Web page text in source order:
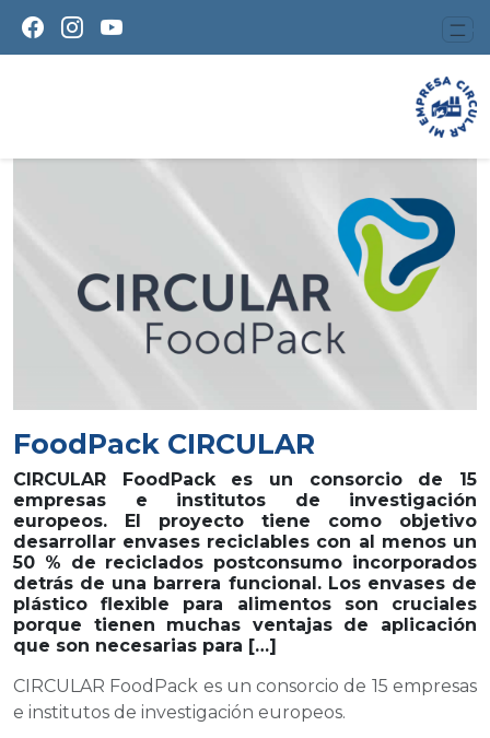
FoodPack CIRCULAR
CIRCULAR FoodPack es un consorcio de 15
empresas e institutos de investigación
europeos. El proyecto tiene como objetivo
desarrollar envases reciclables con al menos un
50 % de reciclados postconsumo incorporados
detrás de una barrera funcional. Los envases de
plástico flexible para alimentos son cruciales
porque tienen muchas ventajas de aplicación
que son necesarias para […]
CIRCULAR FoodPack es un consorcio de 15 empresas
e institutos de investigación europeos.